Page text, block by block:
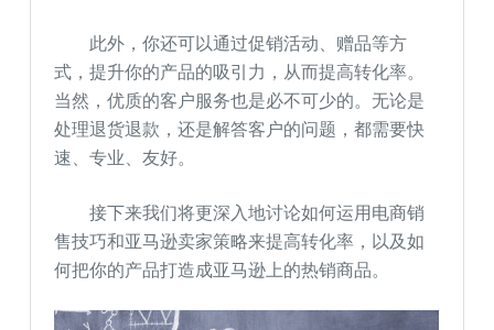
此外，你还可以通过促销活动、赠品等方
式，提升你的产品的吸引力，从而提高转化率。
当然，优质的客户服务也是必不可少的。无论是
处理退货退款，还是解答客户的问题，都需要快
速、专业、友好。
接下来我们将更深入地讨论如何运用电商销
售技巧和亚马逊卖家策略来提高转化率，以及如
何把你的产品打造成亚马逊上的热销商品。